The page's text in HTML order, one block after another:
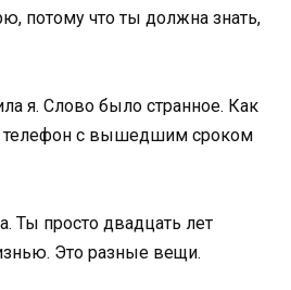
потому что ты должна знать,
я. Слово было странное. Как
телефон с вышедшим сроком
Ты просто двадцать лет
Это разные вещи.